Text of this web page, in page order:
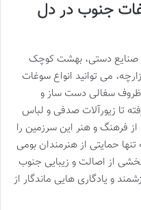
جنوب در دل
صنایع دستی، بهشت کوچک
می توانید انواع سوغات
ظروف سفالی دست ساز و
تا زیورآلات صدفی و لباس
فرهنگ و هنر این سرزمین را
حمایتی از هنرمندان بومی
از اصالت و زیبایی جنوب
و یادگاری هایی ماندگار از